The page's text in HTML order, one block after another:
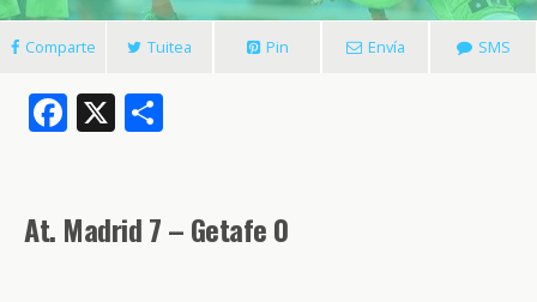
Comparte Tuitea Pin Envía SMS
F
b
X
p
At. Madrid 7 – Getafe 0